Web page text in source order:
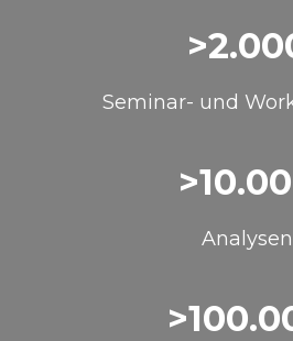
Seminar- und
Analysen